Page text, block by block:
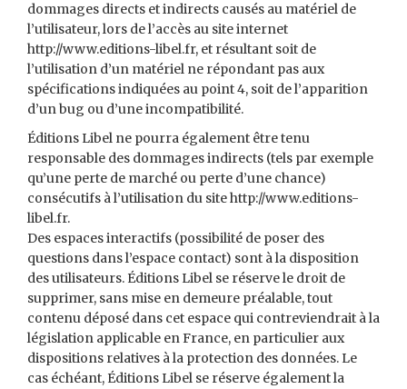
dommages directs et indirects causés au matériel de
l’utilisateur, lors de l’accès au site internet
http://www.editions-libel.fr, et résultant soit de
l’utilisation d’un matériel ne répondant pas aux
spécifications indiquées au point 4, soit de l’apparition
d’un bug ou d’une incompatibilité.
Éditions Libel ne pourra également être tenu
responsable des dommages indirects (tels par exemple
qu’une perte de marché ou perte d’une chance)
consécutifs à l’utilisation du site http://www.editions-
libel.fr.
Des espaces interactifs (possibilité de poser des
questions dans l’espace contact) sont à la disposition
des utilisateurs. Éditions Libel se réserve le droit de
supprimer, sans mise en demeure préalable, tout
contenu déposé dans cet espace qui contreviendrait à la
législation applicable en France, en particulier aux
dispositions relatives à la protection des données. Le
cas échéant, Éditions Libel se réserve également la